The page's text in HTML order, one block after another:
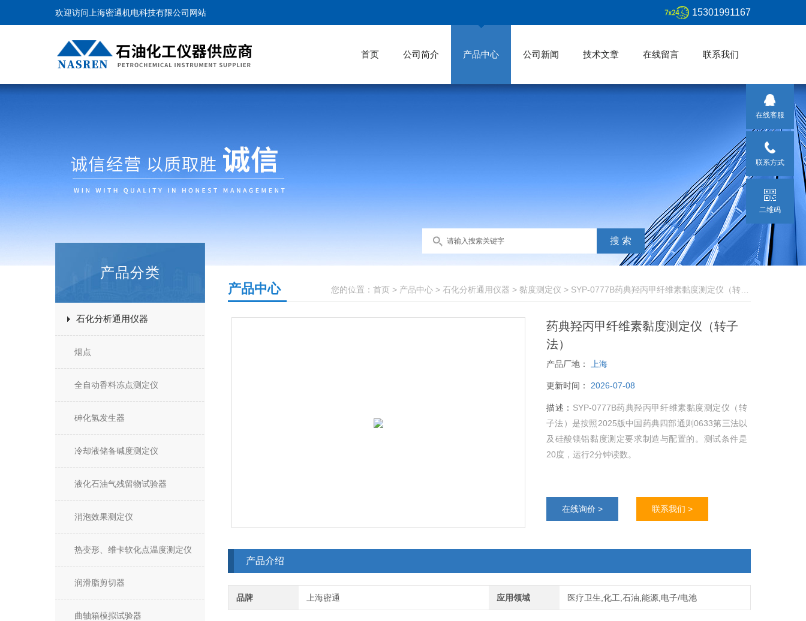
欢迎访问上海密通机电科技有限公司网站 15301991167
首页 公司简介 产品中心 公司新闻 技术文章 在线留言 联系我们
产品分类
石化分析通用仪器
烟点
全自动香料冻点测定仪
砷化氢发生器
冷却液储备碱度测定仪
液化石油气残留物试验器
消泡效果测定仪
热变形、维卡软化点温度测定仪
润滑脂剪切器
曲轴箱模拟试验器
您的位置： 首页 > 产品中心 > 石化分析通用仪器 > 黏度测定仪 > SYP-0777B药典羟丙甲纤维素黏度测定仪（转子法）
产品中心
药典羟丙甲纤维素黏度测定仪（转子
法）
产品厂地： 上海
更新时间： 2026-07-08
描述： SYP-0777B药典羟丙甲纤维素黏度测定仪（转
子法）是按照2025版中国药典四部通则0633第三法以
及硅酸镁铝黏度测定要求制造与配置的。测试条件是
20度，运行2分钟读数。
在线询价 > 联系我们 >
产品介绍
品牌 上海密通 应用领域 医疗卫生,化工,石油,能源,电子/电池
在线客服
联系方式
二维码